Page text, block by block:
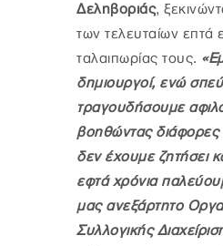
Δεληβοριάς,
των τελευταίων επτά
ταλαιπωρίας τους.
δημιουργοί, ενώ
τραγουδήσουμε
βοηθώντας διάφορες
δεν έχουμε ζητήσει
εφτά χρόνια
μας ανεξάρτητο
Συλλογικής